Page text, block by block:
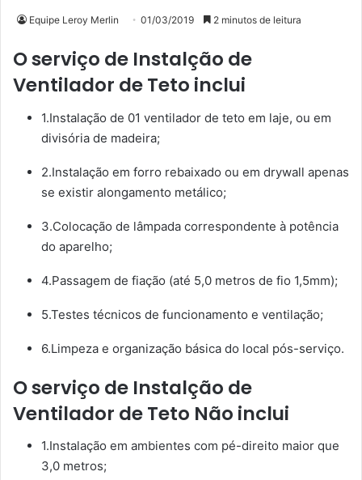
Equipe Leroy Merlin 01/03/2019 2 minutos de leitura
O serviço de Instalção de
Ventilador de Teto inclui
1.Instalação de 01 ventilador de teto em laje, ou em
divisória de madeira;
2.Instalação em forro rebaixado ou em drywall apenas
se existir alongamento metálico;
3.Colocação de lâmpada correspondente à potência
do aparelho;
4.Passagem de fiação (até 5,0 metros de fio 1,5mm);
5.Testes técnicos de funcionamento e ventilação;
6.Limpeza e organização básica do local pós-serviço.
O serviço de Instalção de
Ventilador de Teto Não inclui
1.Instalação em ambientes com pé-direito maior que
3,0 metros;